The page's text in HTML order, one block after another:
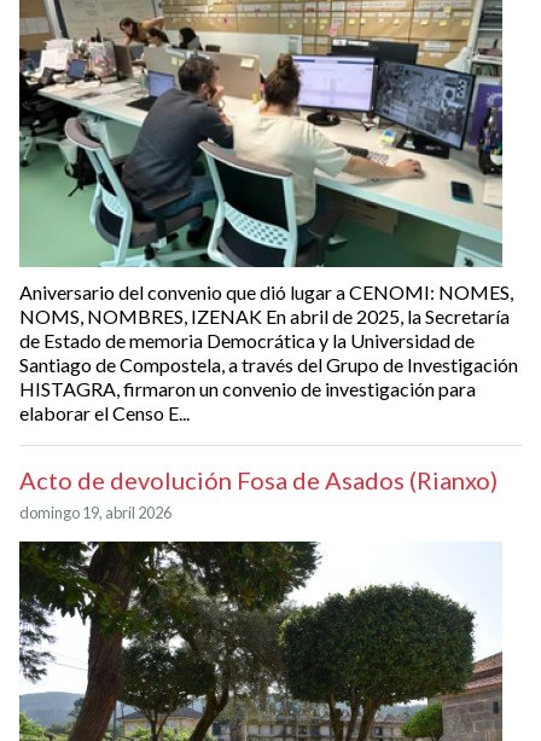
Aniversario del convenio que dió lugar a CENOMI: NOMES,
NOMS, NOMBRES, IZENAK En abril de 2025, la Secretaría
de Estado de memoria Democrática y la Universidad de
Santiago de Compostela, a través del Grupo de Investigación
HISTAGRA, firmaron un convenio de investigación para
elaborar el Censo E...
Acto de devolución Fosa de Asados (Rianxo)
domingo 19, abril 2026